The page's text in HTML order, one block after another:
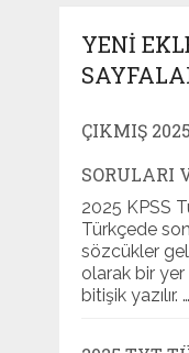
YENI
ÇIKMIŞ
SORULARI
2025 KPSS
Türkçede
sözcükler
olarak bir
bitişik yazılır. …